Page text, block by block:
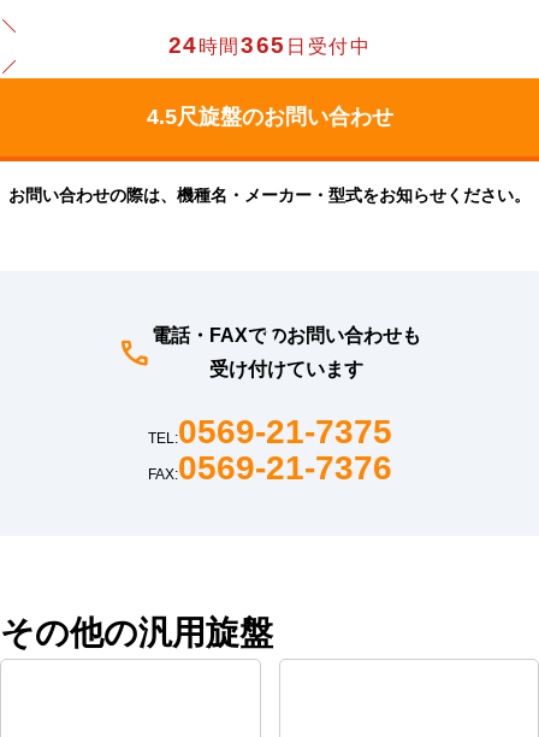
24時間365 日受付中
お問い合わせの際は、機種名・メーカー・型式をお知らせください。
電話・FAXでのお問い合わせも
受け付けています
TEL:0569-21-7375
FAX:0569-21-7376
その他の汎用旋盤